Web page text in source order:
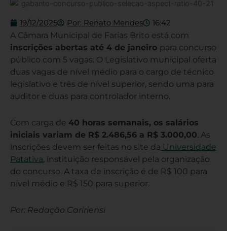
19/12/2025 Por: Renato Mendes 16:42
A Câmara Municipal de Farias Brito está com
inscrições abertas até 4 de janeiro para concurso
público com 5 vagas. O Legislativo municipal oferta
duas vagas de nível médio para o cargo de técnico
legislativo e três de nível superior, sendo uma para
auditor e duas para controlador interno.
Com carga de 40 horas semanais, os salários
iniciais variam de R$ 2.486,56 a R$ 3.000,00. As
inscrições devem ser feitas no site da Universidade
Patativa, instituição responsável pela organização
do concurso. A taxa de inscrição é de R$ 100 para
nível médio e R$ 150 para superior.
Por: Redação Caririensi